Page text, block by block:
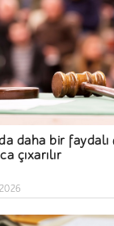
daha bir faydalı
çıxarılır